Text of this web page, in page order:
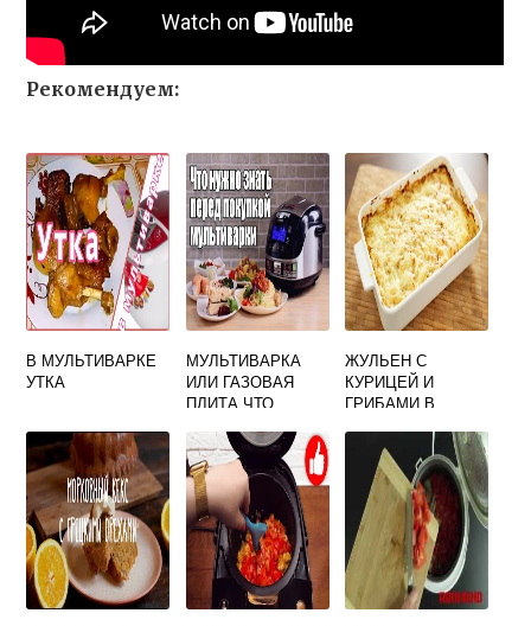
Рекомендуем:
В МУЛЬТИВАРКЕ
УТКА
МУЛЬТИВАРКА
ИЛИ ГАЗОВАЯ
ПЛИТА ЧТО
ЖУЛЬЕН С
КУРИЦЕЙ И
ГРИБАМИ В
ПОЛАРИС